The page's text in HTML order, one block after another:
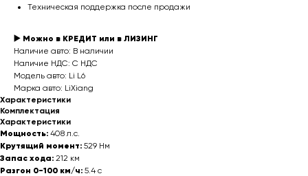
Техническая поддержка после продажи
▶️ Можно в КРЕДИТ или в ЛИЗИНГ
Наличие авто: В наличии
Наличие НДС: С НДС
Модель авто: Li L6
Марка авто: LiXiang
Характеристики
Комплектация
Характеристики
Мощность: 408 л.с.
Крутящий момент: 529 Нм
Запас хода: 212 км
Разгон 0-100 км/ч: 5.4 с